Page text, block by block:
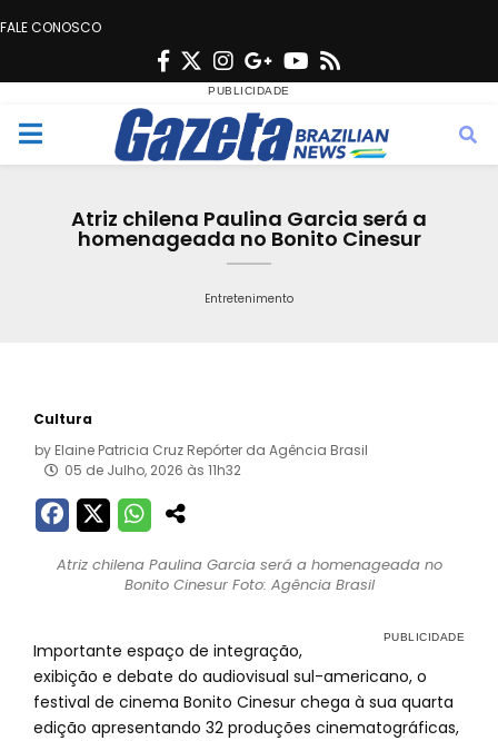
FALE CONOSCO
F
c
e
o
o
T
w
i
t
e
n
s
t
g
r
a
G
o
o
g
e
Y
u
t
b
s
M
Atriz chilena Paulina Garcia será a
homenageada no Bonito Cinesur
Entretenimento
Cultura
by Elaine Patricia Cruz Repórter da Agência Brasil
05 de Julho, 2026 às 11h32
Atriz chilena Paulina Garcia será a homenageada no
Bonito Cinesur Foto: Agência Brasil
Importante espaço de integração,
exibição e debate do audiovisual sul-americano, o
festival de cinema Bonito Cinesur chega à sua quarta
edição apresentando 32 produções cinematográficas,